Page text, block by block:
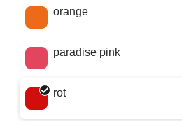
orange
paradise pink
rot